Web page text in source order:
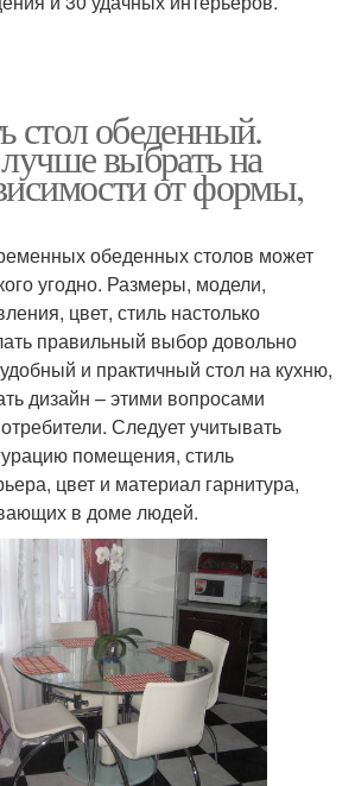
стол обеденный.
выбрать на
от формы,
обеденных столов может
угодно. Размеры, модели,
цвет, стиль настолько
правильный выбор довольно
и практичный стол на кухню,
дизайн – этими вопросами
Следует учитывать
помещения, стиль
цвет и материал гарнитура,
в доме людей.